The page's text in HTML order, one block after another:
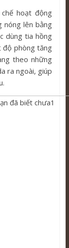
hoạt động
nóng lên bằng
dùng tia hồng
độ phòng tăng
theo những
ra ngoài, giúp